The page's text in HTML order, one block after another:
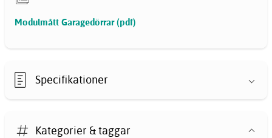
Modulmått Garagedörrar (pdf)
Specifikationer
Kategorier & taggar